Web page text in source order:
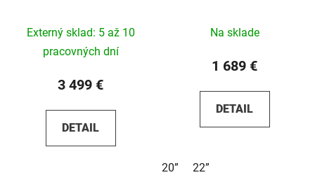
Externý sklad: 5 až 10
pracovných dní
3 499 €
DETAIL
Na sklade
1 689 €
DETAIL
20” 22”